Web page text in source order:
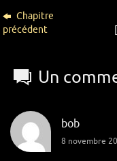
Chapitre
précédent
[
Un
bob
8 novembre